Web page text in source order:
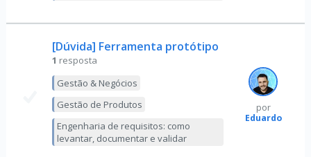
[Dúvida] Ferramenta protótipo
1 resposta
Gestão & Negócios
Gestão de Produtos
Engenharia de requisitos: como
levantar, documentar e validar
por
Eduardo